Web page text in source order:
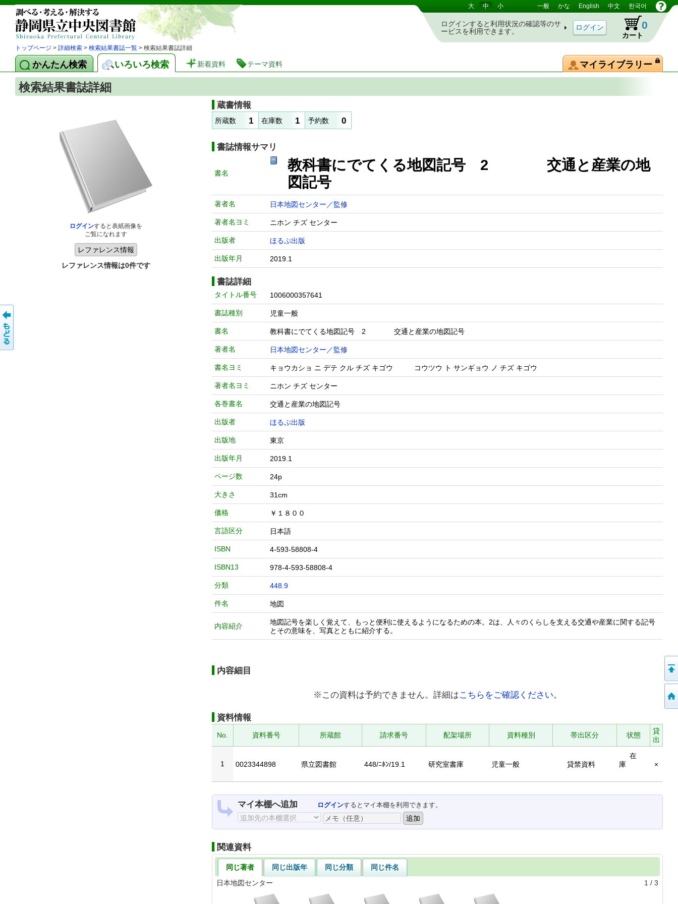
静岡県立図書館 蔵書検索・予約システム 大 中 小 一般 かな English 中文 한국어
ログインすると利用状況の確認等のサ
ービスを利用できます。
カート
0
トップページ > 詳細検索 > 検索結果書誌一覧 > 検索結果書誌詳細
かんたん検索 いろいろ検索 新着資料 テーマ資料 マイライブラリー
検索結果書誌詳細
ログインすると表紙画像を
ご覧になれます
レファレンス情報は0件です
蔵書情報
所蔵数 1 在庫数 1 予約数 0
書誌情報サマリ
書名
教科書にでてくる地図記号 2 交通と産業の地
図記号
著者名 日本地図センター／監修
著者名ヨミ ニホン チズ センター
出版者 ほるぷ出版
出版年月 2019.1
書誌詳細
タイトル番号 1006000357641
書誌種別 児童一般
書名 教科書にでてくる地図記号 2 交通と産業の地図記号
著者名 日本地図センター／監修
書名ヨミ キョウカショ ニ デテ クル チズ キゴウ コウツウ ト サンギョウ ノ チズ キゴウ
著者名ヨミ ニホン チズ センター
各巻書名 交通と産業の地図記号
出版者 ほるぷ出版
出版地 東京
出版年月 2019.1
ページ数 24p
大きさ 31cm
価格 ￥１８００
言語区分 日本語
ISBN 4-593-58808-4
ISBN13 978-4-593-58808-4
分類 448.9
件名 地図
内容紹介
地図記号を楽しく覚えて、もっと便利に使えるようになるための本。2は、人々のくらしを支える交通や産業に関する記号
とその意味を、写真とともに紹介する。
内容細目
※この資料は予約できません。詳細はこちらをご確認ください。
資料情報
No. 資料番号 所蔵館 請求番号 配架場所 資料種別 帯出区分 状態
貸
出
1 0023344898 県立図書館 448/ﾆﾎﾝ/19.1 研究室書庫 児童一般 貸禁資料
在
庫
×
マイ本棚へ追加 ログインするとマイ本棚を利用できます。
関連資料
同じ著者 同じ出版年 同じ分類
同じ件名
日本地図センター
1 / 3